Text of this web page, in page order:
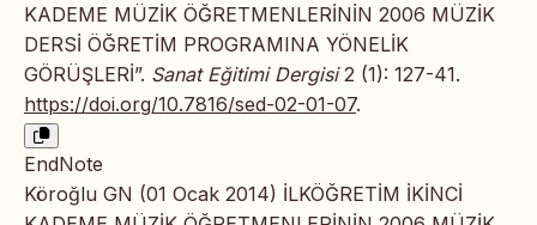
KADEME MÜZİK ÖĞRETMENLERİNİN 2006 MÜZİK
DERSİ ÖĞRETİM PROGRAMINA YÖNELİK
GÖRÜŞLERİ”. Sanat Eğitimi Dergisi2 (1): 127-41.
https://doi.org/10.7816/sed-02-01-07.
EndNote
Köroğlu GN (01 Ocak 2014) İLKÖĞRETİM İKİNCİ